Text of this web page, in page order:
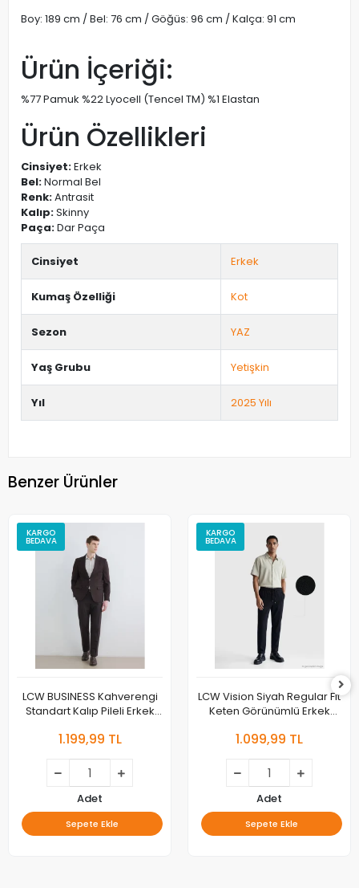
Boy: 189 cm / Bel: 76 cm / Göğüs: 96 cm / Kalça: 91 cm
Ürün İçeriği:
%77 Pamuk %22 Lyocell (Tencel TM) %1 Elastan
Ürün Özellikleri
Cinsiyet:Erkek
Bel:Normal Bel
Renk:Antrasit
Kalıp:Skinny
Paça:Dar Paça
Cinsiyet Erkek
Kumaş Özelliği Kot
Sezon YAZ
Yaş Grubu Yetişkin
Yıl 2025 Yılı
Benzer Ürünler
KARGO
BEDAVA
LCW BUSINESS Kahverengi
Standart Kalıp Pileli Erkek
1.199,99 TL
Adet
Sepete Ekle
KARGO
BEDAVA
LCW Vision Siyah Regular Fit
Keten Görünümlü Erkek
1.099,99 TL
Adet
Sepete Ekle